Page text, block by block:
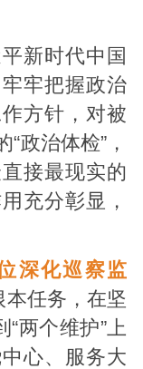
新时代中国
牢把握政治
方针，对被
政治体检”，
接最现实的
充分彰显，
深化巡察监
本任务，在坚
“两个维护”上
心、服务大